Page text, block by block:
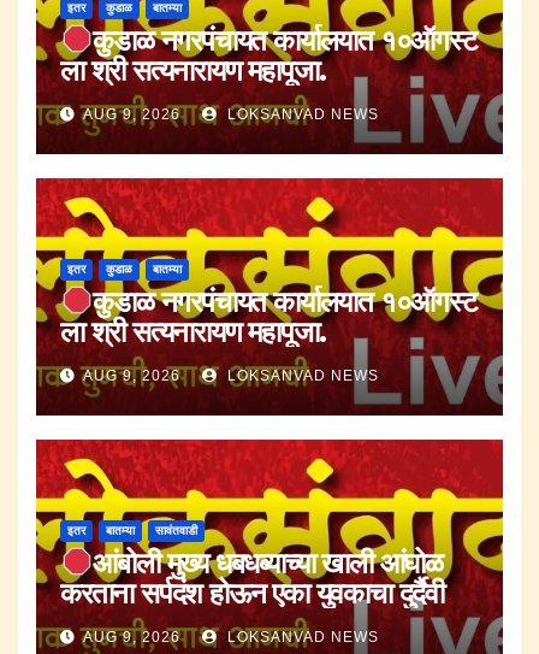
इतर कुडाळ बातम्या
कुडाळ नगरपंचायत कार्यालयात १०ऑगस्ट
ला श्री सत्यनारायण महापूजा.
AUG 9, 2026 LOKSANVAD NEWS
इतर कुडाळ बातम्या
कुडाळ नगरपंचायत कार्यालयात १०ऑगस्ट
ला श्री सत्यनारायण महापूजा.
AUG 9, 2026 LOKSANVAD NEWS
इतर बातम्या सावंतवाडी
आंबोली मुख्य धबधब्याच्या खाली आंघोळ
करताना सर्पदंश होऊन एका युवकाचा दुर्दैवी
मृत्यू.AUG 9, 2026 LOKSANVAD NEWS